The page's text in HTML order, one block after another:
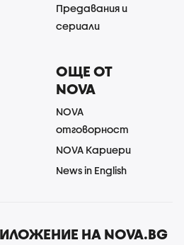
Предавания и
сериали
ОЩЕ ОТ
NOVA
NOVA
отговорност
NOVA Кариери
News in English
НА NOVA.BG